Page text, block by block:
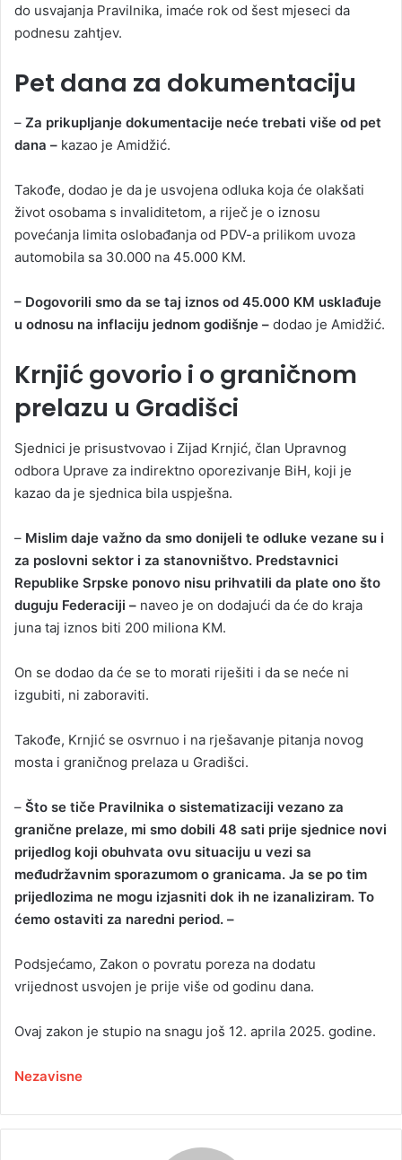
do usvajanja Pravilnika, imaće rok od šest mjeseci da
podnesu zahtjev.
Pet dana za dokumentaciju
– Za prikupljanje dokumentacije neće trebati više od pet
dana – kazao je Amidžić.
Takođe, dodao je da je usvojena odluka koja će olakšati
život osobama s invaliditetom, a riječ je o iznosu
povećanja limita oslobađanja od PDV-a prilikom uvoza
automobila sa 30.000 na 45.000 KM.
– Dogovorili smo da se taj iznos od 45.000 KM usklađuje
u odnosu na inflaciju jednom godišnje – dodao je Amidžić.
Krnjić govorio i o graničnom
prelazu u Gradišci
Sjednici je prisustvovao i Zijad Krnjić, član Upravnog
odbora Uprave za indirektno oporezivanje BiH, koji je
kazao da je sjednica bila uspješna.
– Mislim daje važno da smo donijeli te odluke vezane su i
za poslovni sektor i za stanovništvo. Predstavnici
Republike Srpske ponovo nisu prihvatili da plate ono što
duguju Federaciji – naveo je on dodajući da će do kraja
juna taj iznos biti 200 miliona KM.
On se dodao da će se to morati riješiti i da se neće ni
izgubiti, ni zaboraviti.
Takođe, Krnjić se osvrnuo i na rješavanje pitanja novog
mosta i graničnog prelaza u Gradišci.
– Što se tiče Pravilnika o sistematizaciji vezano za
granične prelaze, mi smo dobili 48 sati prije sjednice novi
prijedlog koji obuhvata ovu situaciju u vezi sa
međudržavnim sporazumom o granicama. Ja se po tim
prijedlozima ne mogu izjasniti dok ih ne izanaliziram. To
ćemo ostaviti za naredni period. –
Podsjećamo, Zakon o povratu poreza na dodatu
vrijednost usvojen je prije više od godinu dana.
Ovaj zakon je stupio na snagu još 12. aprila 2025. godine.
Nezavisne